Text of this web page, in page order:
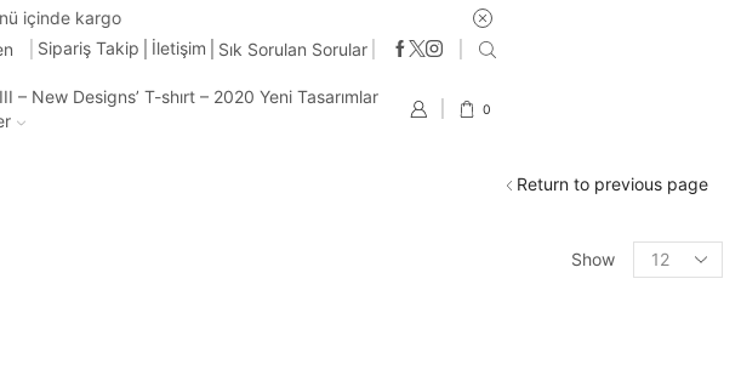
içinde kargo
Sipariş Takip İletişim Sık Sorulan Sorular
– New Designs’ T-shırt – 2020 Yeni Tasarımlar
0
Return to previous page
Show
Products
per